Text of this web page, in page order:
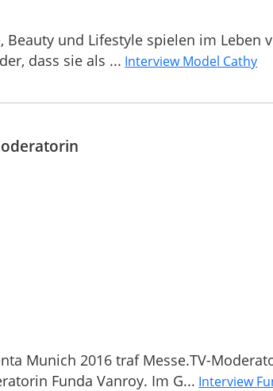
Beauty und Lifestyle spielen im Leben
dass sie als ... Interview Model Cathy
Munich 2016 traf Messe.TV-
Funda Vanroy. Im G... Interview